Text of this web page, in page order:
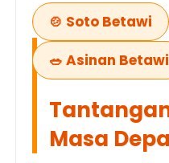
🍲 Soto Betawi
🥗 Asinan Betawi
Masa